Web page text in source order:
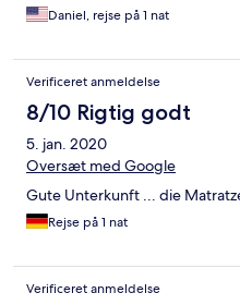
Daniel, rejse på 1 nat
Verificeret anmeldelse
8/10 Rigtig godt
5. jan. 2020
Oversæt med Google
Gute Unterkunft ... die
Rejse på 1 nat
Verificeret anmeldelse